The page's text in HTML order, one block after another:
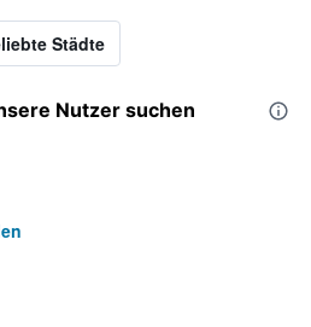
Städte
Nutzer suchen